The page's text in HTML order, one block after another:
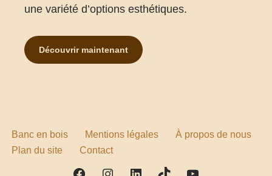
une variété d’options esthétiques.
Découvrir maintenant
Banc en bois Mentions légales
À propos de nous
Plan du site
Contact